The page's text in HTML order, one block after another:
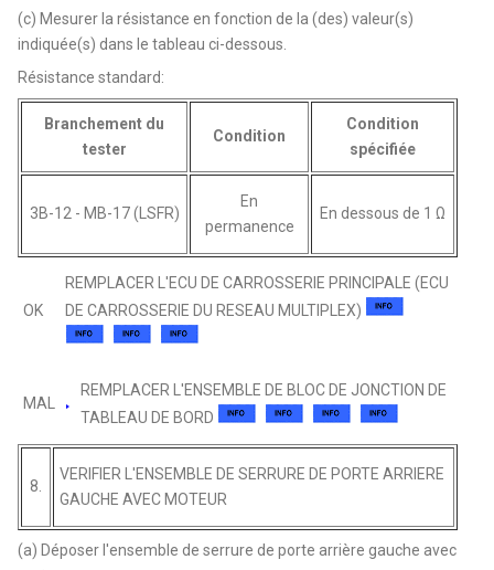
(c) Mesurer la résistance en fonction de la (des) valeur(s)
indiquée(s) dans le tableau ci-dessous.
Résistance standard:
Branchement du
tester
Condition
Condition
spécifiée
3B-12 - MB-17 (LSFR)
En
permanence
En dessous de 1 Ω
OK
REMPLACER L'ECU DE CARROSSERIE PRINCIPALE (ECU
DE CARROSSERIE DU RESEAU MULTIPLEX)
MAL
REMPLACER L'ENSEMBLE DE BLOC DE JONCTION DE
TABLEAU DE BORD
8.
VERIFIER L'ENSEMBLE DE SERRURE DE PORTE ARRIERE
GAUCHE AVEC MOTEUR
(a) Déposer l'ensemble de serrure de porte arrière gauche avec